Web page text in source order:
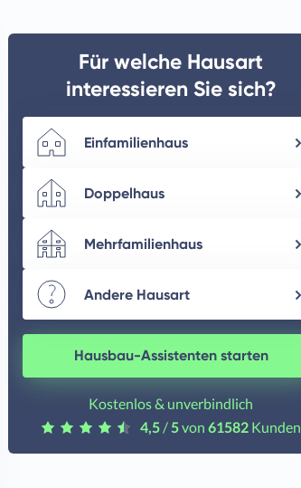
Für welche Hausart
interessieren Sie sich?
Einfamilienhaus
Doppelhaus
Mehrfamilienhaus
Andere Hausart
Hausbau-Assistenten starten
Kostenlos & unverbindlich
4,5/5von 61582Kunden